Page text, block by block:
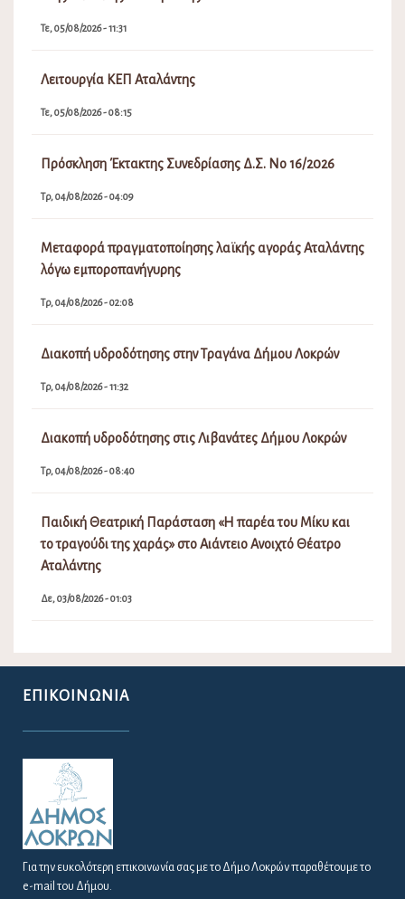
Τε, 05/08/2026 - 11:31
Λειτουργία ΚΕΠ Αταλάντης
Τε, 05/08/2026 - 08:15
Πρόσκληση Έκτακτης Συνεδρίασης Δ.Σ. Νο 16/2026
Τρ, 04/08/2026 - 04:09
Μεταφορά πραγματοποίησης λαϊκής αγοράς Αταλάντης
λόγω εμποροπανήγυρης
Τρ, 04/08/2026 - 02:08
Διακοπή υδροδότησης στην Τραγάνα Δήμου Λοκρών
Τρ, 04/08/2026 - 11:32
Διακοπή υδροδότησης στις Λιβανάτες Δήμου Λοκρών
Τρ, 04/08/2026 - 08:40
Παιδική Θεατρική Παράσταση «Η παρέα του Μίκυ και
το τραγούδι της χαράς» στο Αιάντειο Ανοιχτό Θέατρο
Αταλάντης
Δε, 03/08/2026 - 01:03
ΕΠΙΚΟΙΝΩΝΊΑ
Για την ευκολότερη επικοινωνία σας με το Δήμο Λοκρών παραθέτουμε το
e-mail του Δήμου.